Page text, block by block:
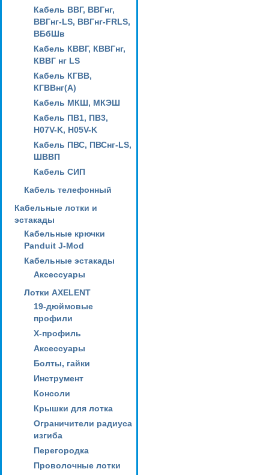
Кабель ВВГ, ВВГнг,
ВВГнг-LS, ВВГнг-FRLS,
ВБбШв
Кабель КВВГ, КВВГнг,
КВВГ нг LS
Кабель КГВВ,
КГВВнг(А)
Кабель МКШ, МКЭШ
Кабель ПВ1, ПВ3,
H07V-K, H05V-K
Кабель ПВС, ПВСнг-LS,
ШВВП
Кабель СИП
Кабель телефонный
Кабельные лотки и
эстакады
Кабельные крючки
Panduit J-Mod
Кабельные эстакады
Аксессуары
Лотки AXELENT
19-дюймовые
профили
X-профиль
Аксессуары
Болты, гайки
Инструмент
Консоли
Крышки для лотка
Ограничители радиуса
изгиба
Перегородка
Проволочные лотки